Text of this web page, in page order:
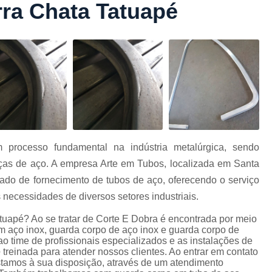
Conformação com Tubo Tipo
Conformação em
Conformação para
Conformação Tubo de Metal
Corrimão Aço Tipo
Corrimão de
Corrimão de Aço Galvanizado
Corrimão em
Corrimão em Tubo de Aço
Corrimão Galvanizado com
Corrimão
Corrimão de Ferro
Chata Tatuapé
fundamental na indústria metalúrgica, sendo
de aço. A empresa Arte em Tubos, localizada em Santa
de fornecimento de tubos de aço, oferecendo o serviço
de diversos setores industriais.
Ao se tratar de Corte E Dobra é encontrada por meio
aço inox, guarda corpo de aço inox e guarda corpo de
time de profissionais especializados e as instalações de
para atender nossos clientes. Ao entrar em contato
à sua disposição, através de um atendimento